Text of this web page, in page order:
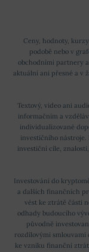
Ceny, hodnoty,
podobě nebo v
obchodními partnery
aktuální ani přesné a v
Textový, video ani
informačním a
individualizované
investičního nástroje.
investiční cíle,
Investování do
a dalších finančních
vést ke ztrátě části
odhady budoucího
původně
rozdílovými
ke vzniku finanční